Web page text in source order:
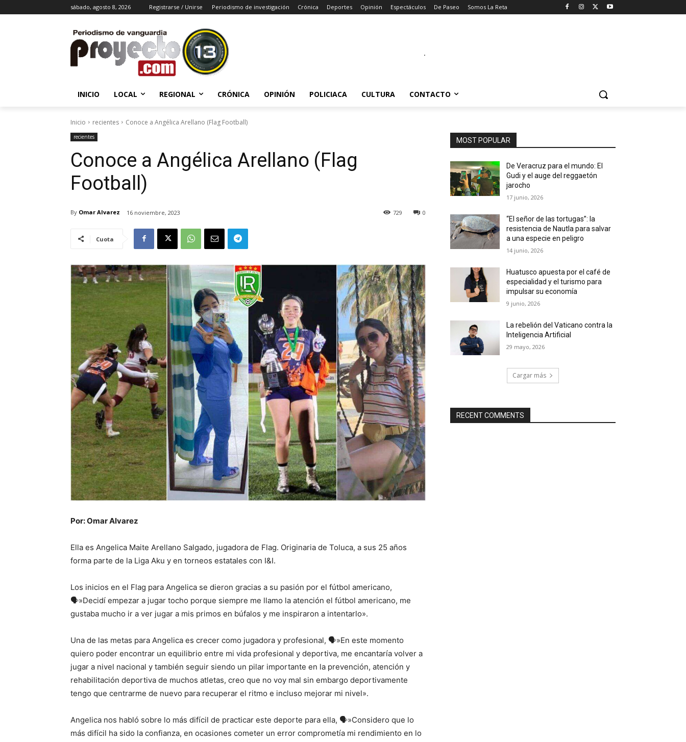
sábado, agosto 8, 2026 Registrarse / Unirse Periodismo de investigación Crónica Deportes Opinión Espectáculos De Paseo Somos La Reta
.
INICIO LOCAL REGIONAL CRÓNICA OPINIÓN POLICIACA CULTURA CONTACTO
Inicio recientes Conoce a Angélica Arellano (Flag Football)
recientes
Conoce a Angélica Arellano (Flag
Football)
By Omar Alvarez 16 noviembre, 2023 0
729
Cuota
Por: Omar Alvarez
Ella es Angelica Maite Arellano Salgado, jugadora de Flag. Originaria de Toluca, a sus 25 años
forma parte de la Liga Aku y en torneos estatales con I&I.
Los inicios en el Flag para Angelica se dieron gracias a su pasión por el fútbol americano,
🗣️»Decidí empezar a jugar tocho porque siempre me llamo la atención el fútbol americano, me
gustaba mucho ir a ver jugar a mis primos en búfalos y me inspiraron a intentarlo».
Una de las metas para Angelica es crecer como jugadora y profesional, 🗣️»En este momento
quiero poder encontrar un equilibrio entre mi vida profesional y deportiva, me encantaría volver a
jugar a nivel nacional y también seguir siendo un pilar importante en la prevención, atención y
rehabilitación deportiva de muchos atletas, creo que no voy mal sin embargo deportivamente
tengo que centrarme de nuevo para recuperar el ritmo e incluso mejorar mi nivel».
Angelica nos habló sobre lo más difícil de practicar este deporte para ella, 🗣️»Considero que lo
más difícil ha sido la confianza, en ocasiones cometer un error comprometía mi rendimiento en lo
MOST POPULAR
De Veracruz para el mundo: El
Gudi y el auge del reggaetón
jarocho
17 junio, 2026
“El señor de las tortugas”: la
resistencia de Nautla para salvar
a una especie en peligro
14 junio, 2026
Huatusco apuesta por el café de
especialidad y el turismo para
impulsar su economía
9 junio, 2026
La rebelión del Vaticano contra la
Inteligencia Artificial
29 mayo, 2026
Cargar más
RECENT COMMENTS